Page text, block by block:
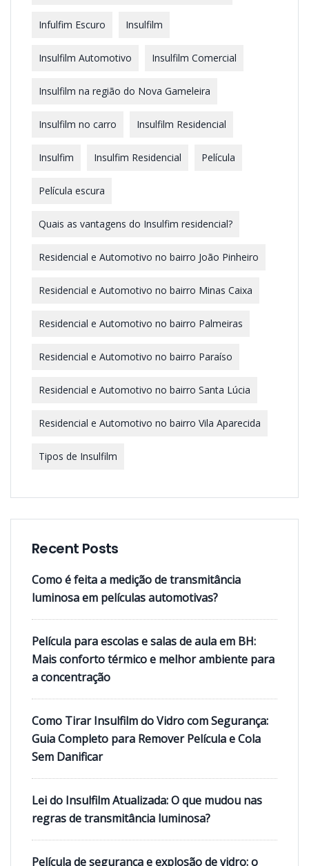
Infulfim Escuro Insulfilm
Insulfilm Automotivo Insulfilm Comercial
Insulfilm na região do Nova Gameleira
Insulfilm no carro Insulfilm Residencial
Insulfim Insulfim Residencial Película
Película escura
Quais as vantagens do Insulfim residencial?
Residencial e Automotivo no bairro João Pinheiro
Residencial e Automotivo no bairro Minas Caixa
Residencial e Automotivo no bairro Palmeiras
Residencial e Automotivo no bairro Paraíso
Residencial e Automotivo no bairro Santa Lúcia
Residencial e Automotivo no bairro Vila Aparecida
Tipos de Insulfilm
Recent Posts
Como é feita a medição de transmitância
luminosa em películas automotivas?
Película para escolas e salas de aula em BH:
Mais conforto térmico e melhor ambiente para
a concentração
Como Tirar Insulfilm do Vidro com Segurança:
Guia Completo para Remover Película e Cola
Sem Danificar
Lei do Insulfilm Atualizada: O que mudou nas
regras de transmitância luminosa?
Película de segurança e explosão de vidro: o